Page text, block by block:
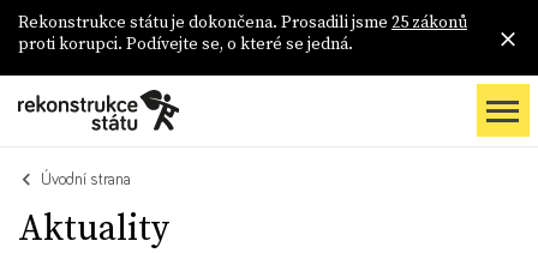
Rekonstrukce státu je dokončena. Prosadili jsme 25 zákonů
proti korupci. Podívejte se, o které se jedná.
Úvodní strana
Aktuality